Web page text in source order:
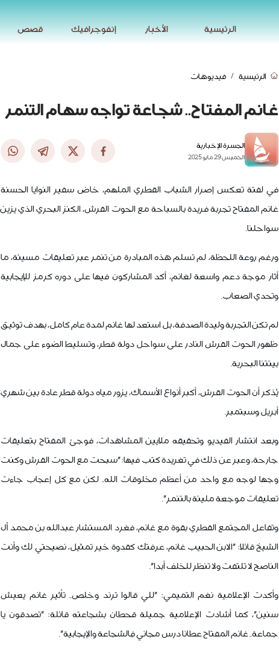
الرئيسية الأخبار إنفوجرافيك قصص
الرئيسية فيديوهات
غانم المفتاح.. شجاعة تواجه سهام التنمر
الجسرة الإخبارية
الخميس 29 مايو 2025
في لفتة تعكس إصرار الشباب القطري الملهم، خاض سفير النوايا الحسنة
غانم المفتاح تجربة فريدة بالسباحة مع الحوت القرش، الكنز البحري الذي يزين
سواحلنا.
ورغم روعة اللحظة، لم تسلم هذه المبادرة من تنمر عبر تعليقات مسيئة، ما
أثار موجة دعم واسعة لغانم، أكد المشاركون فيها على دوره كرمز للإيجابية
وتحدي الصعاب.
لم تكن التجربة وليدة الصدفة، بل استعد لها غانم لمدة عام كامل، بهدف توثيق
ظهور الحوت القرش النادر على سواحل دولة قطر، وتسليط الضوء على جمال
بيئتنا البحرية.
يُذكر أن الحوت القرش، أكبر أنواع الأسماك، يزور مياه دولة قطر عادة بين شهري
أبريل وسبتمبر.
وبعد انتشار الفيديو وتحقيقه ملايين المشاهدات، فوجئ المفتاح بتعليقات
جارحة، وعبر عن ذلك في تغريدة كتب فيها: "سبحت مع الحوت القرش وكنت
وجها لوجه مع واحد من أعظم مخلوقات الله.. لكن مع كل إعجاب جاءت
تعليقات موجعة مليئة بالتنمر".
وتفاعل المجتمع القطري بقوة مع غانم، فغرد المستشار عبدالله بن محمد آل
الشيخ قائلا: "الابن الحبيب غانم، عرفتك كقدوة خير تمثيل، نصيحتي لك وأنت
الناصح لا تلتفت ولا تنظر للخلف أبدا".
وأكدت الإعلامية نغم التميمي: "للي قالوا ترند وخلص.. تأثير غانم يعيش
سنين"، كما أشادت الإعلامية جميلة قحطان بشجاعته قائلة: "تصدقون يا
جماعة.. غانم المفتاح عطانا درس مجاني فِالشجاعة والإيجابية".